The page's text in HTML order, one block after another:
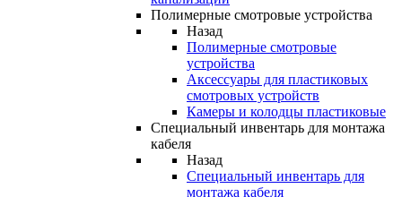
Полимерные смотровые устройства
Назад
Полимерные смотровые
устройства
Аксессуары для пластиковых
смотровых устройств
Камеры и колодцы пластиковые
Специальный инвентарь для монтажа
кабеля
Назад
Специальный инвентарь для
монтажа кабеля